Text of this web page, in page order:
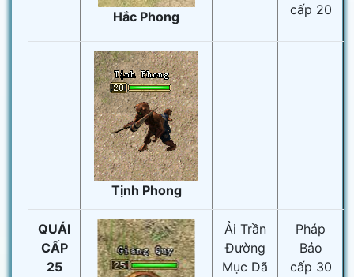
Hắc Phong
cấp 20
Tịnh Phong
QUÁI
CẤP
25
Ải Trần
Đường
Mục Dã
Pháp
Bảo
cấp 30